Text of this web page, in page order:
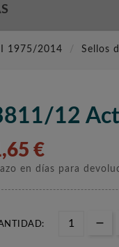
I 1975/2014 Sellos
12
€
en días para